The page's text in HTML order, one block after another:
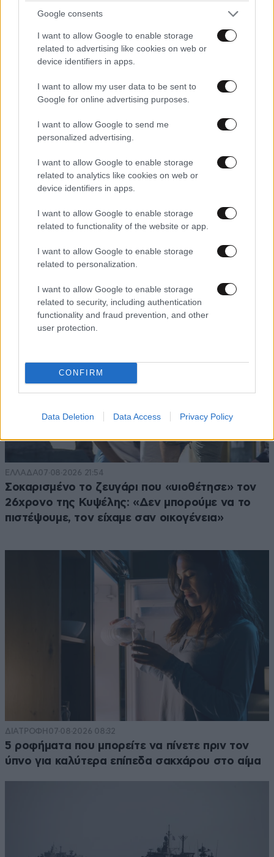
Google consents
I want to allow Google to enable storage
related to advertising like cookies on web or
device identifiers in apps.
I want to allow my user data to be sent to
Google for online advertising purposes.
I want to allow Google to send me
personalized advertising.
I want to allow Google to enable storage
related to analytics like cookies on web or
device identifiers in apps.
I want to allow Google to enable storage
related to functionality of the website or app.
I want to allow Google to enable storage
related to personalization.
I want to allow Google to enable storage
related to security, including authentication
functionality and fraud prevention, and other
user protection.
CONFIRM
Data Deletion Data Access Privacy Policy
δισ. δολάρια
ΕΛΛΑΔΑ07·08·2026 21:13
θερμοκρασίας και ενίσχυση των ανέμων – Που
θα εκδηλωθούν καταιγίδες
ΕΛΛΑΔΑ07·08·2026 21:54
Σοκαρισμένο το ζευγάρι που «υιοθέτησε» τον
26χρονο της Κυψέλης: «Δεν μπορούμε να το
πιστέψουμε, τον είχαμε σαν οικογένεια»
ΔΙΑΤΡΟΦΗ 07·08·2026 08:32
5 ροφήματα που μπορείτε να πίνετε πριν τον
ύπνο για καλύτερα επίπεδα σακχάρου στο αίμα